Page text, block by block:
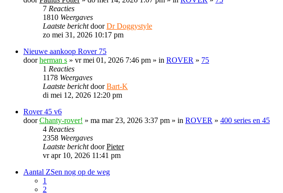
7 Reacties
1810 Weergaves
Laatste berichtdoorDr Doggystyle
zo mei 31, 2026 10:17 pm
Nieuwe aankoop Rover 75
doorherman s » vr mei 01, 2026 7:46 pm » in ROVER » 75
1 Reacties
1178 Weergaves
Laatste berichtdoorBart-K
di mei 12, 2026 12:20 pm
Rover 45 v6
doorChanty-rover! » ma mar 23, 2026 3:37 pm » in ROVER » 400 series en 45
4 Reacties
2358 Weergaves
Laatste berichtdoorPieter
vr apr 10, 2026 11:41 pm
Aantal ZSen nog op de weg
1
2